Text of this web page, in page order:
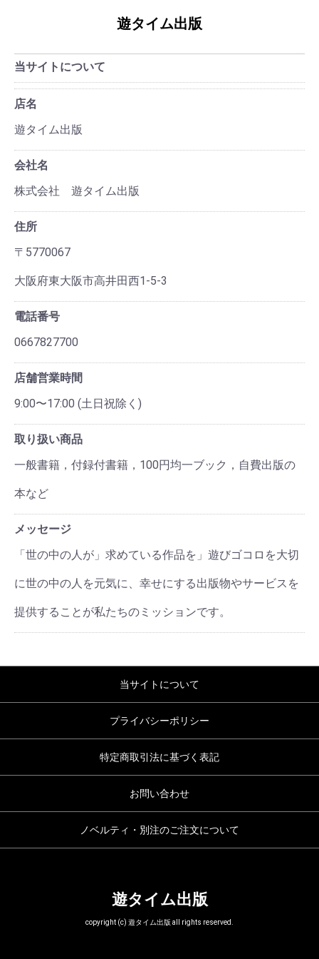
遊タイム出版
当サイトについて
店名
遊タイム出版
会社名
株式会社 遊タイム出版
住所
〒5770067
大阪府東大阪市高井田西1-5-3
電話番号
0667827700
店舗営業時間
9:00〜17:00 (土日祝除く)
取り扱い商品
一般書籍，付録付書籍，100円均一ブック，自費出版の
本など
メッセージ
「世の中の人が」求めている作品を」遊びゴコロを大切
に世の中の人を元気に、幸せにする出版物やサービスを
提供することが私たちのミッションです。
当サイトについて
プライバシーポリシー
特定商取引法に基づく表記
お問い合わせ
ノベルティ・別注のご注文について
遊タイム出版
copyright (c) 遊タイム出版 all rights reserved.